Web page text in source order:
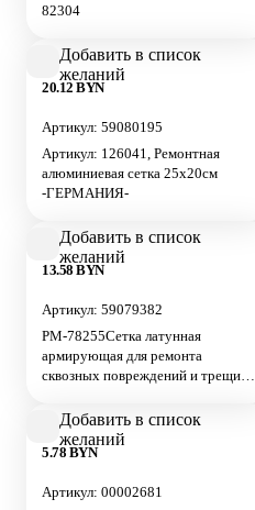
82304
20.12 BYN
Артикул: 59080195
Артикул: 126041, Ремонтная
алюминиевая сетка 25х20см
-ГЕРМАНИЯ-
Добавить в список
желаний
13.58 BYN
Артикул: 59079382
РМ-78255Сетка латунная
армирующая для ремонта
сквозных повреждений и трещин
Добавить в список
желаний
5.78 BYN
Артикул: 00002681
Добавить в список
желаний